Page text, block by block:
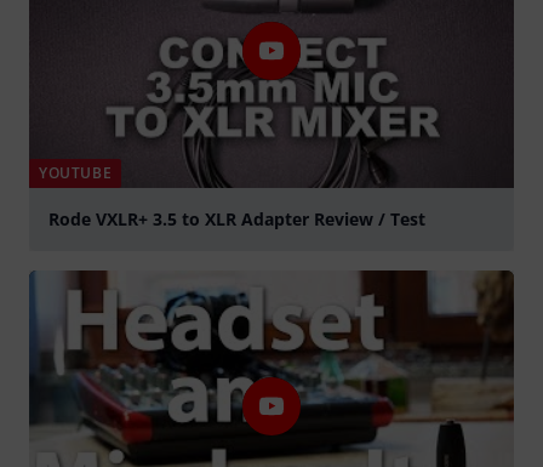
YOUTUBE
Rode VXLR+ 3.5 to XLR Adapter Review / Test